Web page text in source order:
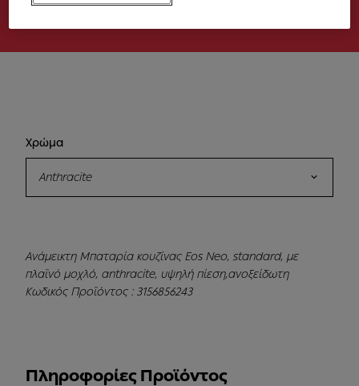
Χρώμα
Anthracite
Ανάμεικτη Μπαταρία κουζίνας Eos Neo, standard, με
πλαϊνό μοχλό, anthracite, υψηλή πίεση,ανοξείδωτη
Κωδικός Προϊόντος : 3156856243
Πληροφορίες Προϊόντος